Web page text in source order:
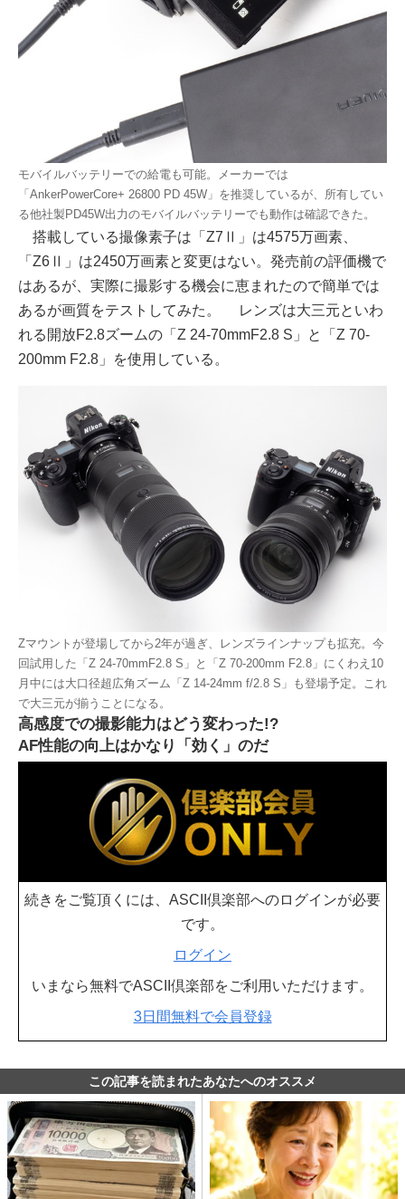
モバイルバッテリーでの給電も可能。メーカーでは
「AnkerPowerCore+ 26800 PD 45W」を推奨しているが、所有してい
る他社製PD45W出力のモバイルバッテリーでも動作は確認できた。
搭載している撮像素子は「Z7Ⅱ」は4575万画素、
「Z6Ⅱ」は2450万画素と変更はない。発売前の評価機で
はあるが、実際に撮影する機会に恵まれたので簡単では
あるが画質をテストしてみた。 レンズは大三元といわ
れる開放F2.8ズームの「Z 24-70mmF2.8 S」と「Z 70-
200mm F2.8」を使用している。
Zマウントが登場してから2年が過ぎ、レンズラインナップも拡充。今
回試用した「Z 24-70mmF2.8 S」と「Z 70-200mm F2.8」にくわえ10
月中には大口径超広角ズーム「Z 14-24mm f/2.8 S」も登場予定。これ
で大三元が揃うことになる。
高感度での撮影能力はどう変わった!?
AF性能の向上はかなり「効く」のだ
続きをご覧頂くには、ASCII倶楽部へのログインが必要
です。
ログイン
いまなら無料でASCII倶楽部をご利用いただけます。
3日間無料で会員登録
この記事を読まれたあなたへのオススメ